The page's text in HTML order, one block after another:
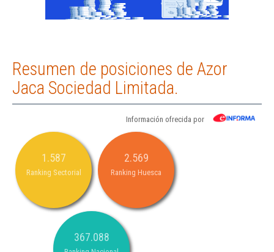
Resumen de posiciones de Azor
Jaca Sociedad Limitada.
Información ofrecida por
1.587
Ranking Sectorial
2.569
Ranking Huesca
367.088